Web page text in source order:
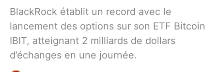
BlackRock établit un record avec le
lancement des options sur son ETF Bitcoin
IBIT, atteignant 2 milliards de dollars
d’échanges en une journée.